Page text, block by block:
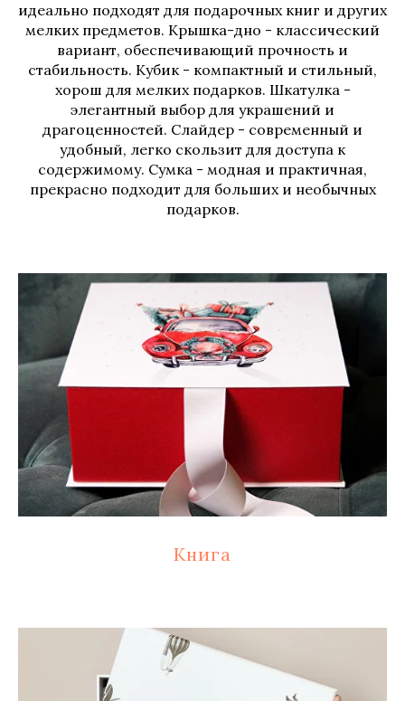
идеально подходят для подарочных книг и других
мелких предметов. Крышка-дно - классический
вариант, обеспечивающий прочность и
стабильность. Кубик - компактный и стильный,
хорош для мелких подарков. Шкатулка -
элегантный выбор для украшений и
драгоценностей. Слайдер - современный и
удобный, легко скользит для доступа к
содержимому. Сумка - модная и практичная,
прекрасно подходит для больших и необычных
подарков.
Книга